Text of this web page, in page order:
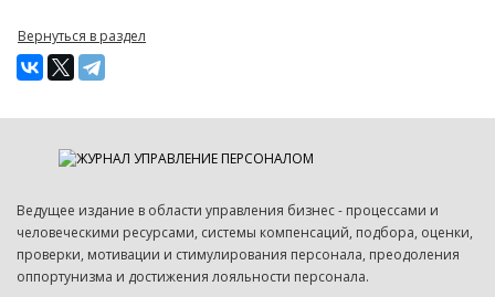
Вернуться в раздел
Ведущее издание в области управления бизнес - процессами и
человеческими ресурсами, системы компенсаций, подбора, оценки,
проверки, мотивации и стимулирования персонала, преодоления
оппортунизма и достижения лояльности персонала.